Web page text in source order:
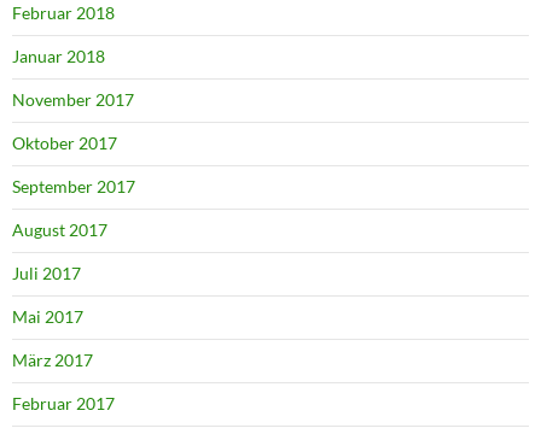
Februar 2018
Januar 2018
November 2017
Oktober 2017
September 2017
August 2017
Juli 2017
Mai 2017
März 2017
Februar 2017